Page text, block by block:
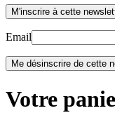
Email
Votre